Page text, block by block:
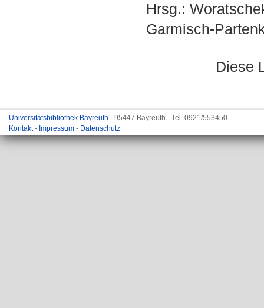
Hrsg.:
Garmisch-
Diese
Universitätsbibliothek Bayreuth - 95447 Bayreuth - Tel. 0921/553450
Kontakt- Impressum - Datenschutz